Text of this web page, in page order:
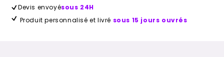
Devis envoyésous 24H
Produit personnalisé et livré sous 15 jours ouvrés